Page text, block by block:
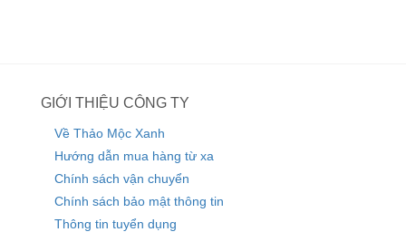
GIỚI THIỆU CÔNG TY
Về Thảo Mộc Xanh
Hướng dẫn mua hàng từ xa
Chính sách vận chuyển
Chính sách bảo mật thông tin
Thông tin tuyển dụng